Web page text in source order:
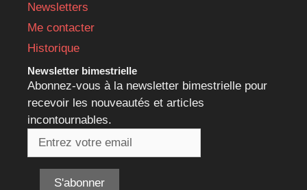
Newsletters
Me contacter
Historique
Newsletter bimestrielle
Abonnez-vous à la newsletter bimestrielle pour
recevoir les nouveautés et articles
incontournables.